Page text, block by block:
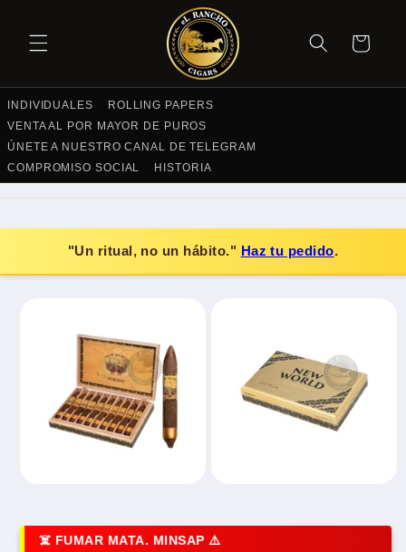
Cart
INDIVIDUALES
ROLLING PAPERS
VENTA AL POR MAYOR DE PUROS
ÚNETE A NUESTRO CANAL DE TELEGRAM
COMPROMISO SOCIAL
HISTORIA
"Un ritual, no un hábito." Haz tu pedido.